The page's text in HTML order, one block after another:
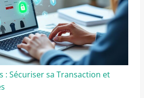
: Sécuriser sa Transaction et